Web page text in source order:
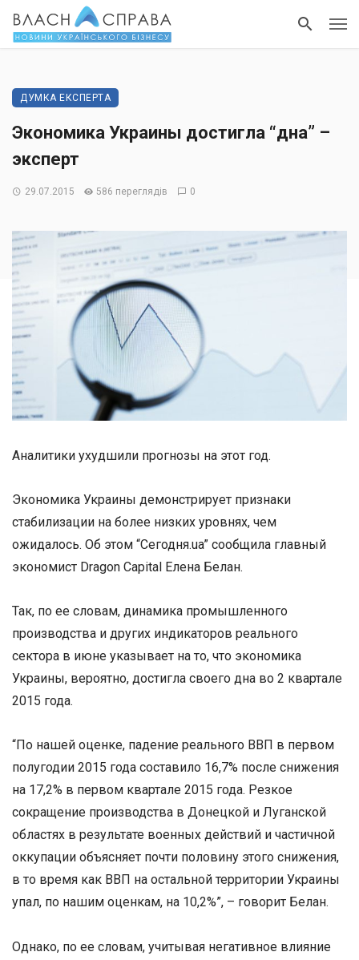
ДУМКА ЕКСПЕРТА
Экономика Украины достигла “дна” –
эксперт
29.07.2015 586 переглядів 0
Аналитики ухудшили прогнозы на этот год.
Экономика Украины демонстрирует признаки
стабилизации на более низких уровнях, чем
ожидалось. Об этом “Сегодня.ua” сообщила главный
экономист Dragon Capital Елена Белан.
Так, по ее словам, динамика промышленного
производства и других индикаторов реального
сектора в июне указывает на то, что экономика
Украины, вероятно, достигла своего дна во 2 квартале
2015 года.
“По нашей оценке, падение реального ВВП в первом
полугодии 2015 года составило 16,7% после снижения
на 17,2% в первом квартале 2015 года. Резкое
сокращение производства в Донецкой и Луганской
областях в результате военных действий и частичной
оккупации объясняет почти половину этого снижения,
в то время как ВВП на остальной территории Украины
упал, по нашим оценкам, на 10,2%”, – говорит Белан.
Однако, по ее словам, учитывая негативное влияние